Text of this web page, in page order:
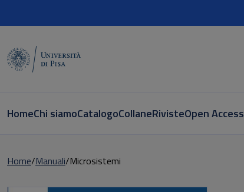
HomeChi siamoCatalogoCollaneRivisteOpen Access
Home Manuali Microsistemi